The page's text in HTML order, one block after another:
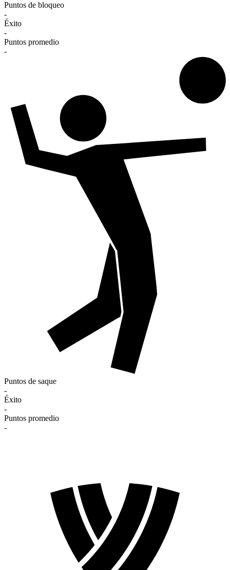
Puntos de bloqueo
-
Éxito
-
Puntos promedio
-
Puntos de saque
-
Éxito
-
Puntos promedio
-